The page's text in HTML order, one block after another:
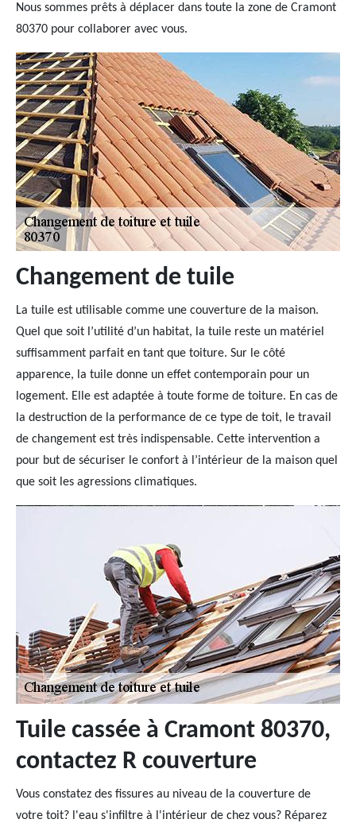
Nous sommes prêts à déplacer dans toute la zone de Cramont
80370 pour collaborer avec vous.
Changement de tuile
La tuile est utilisable comme une couverture de la maison.
Quel que soit l’utilité d’un habitat, la tuile reste un matériel
suffisamment parfait en tant que toiture. Sur le côté
apparence, la tuile donne un effet contemporain pour un
logement. Elle est adaptée à toute forme de toiture. En cas de
la destruction de la performance de ce type de toit, le travail
de changement est très indispensable. Cette intervention a
pour but de sécuriser le confort à l’intérieur de la maison quel
que soit les agressions climatiques.
Tuile cassée à Cramont 80370,
contactez R couverture
Vous constatez des fissures au niveau de la couverture de
votre toit? l'eau s'infiltre à l'intérieur de chez vous? Réparez